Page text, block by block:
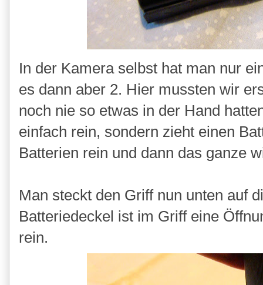
In der Kamera selbst hat man nur
es dann aber 2. Hier mussten wir
noch nie so etwas in der Hand
einfach rein, sondern zieht einen
Batterien rein und dann das ganze
Man steckt den Griff nun unten auf
Batteriedeckel ist im Griff eine
rein.